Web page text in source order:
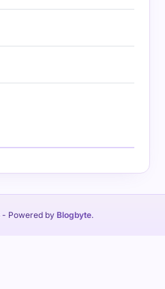
- Powered by Blogbyte.